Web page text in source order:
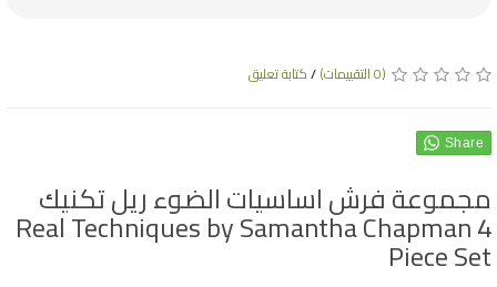
(0 التقييمات) /كتابة تعليق
Share
مجموعة فرش اساسيات الضوء ريل تكنيك
Real Techniques by Samantha Chapman 4
Piece Set